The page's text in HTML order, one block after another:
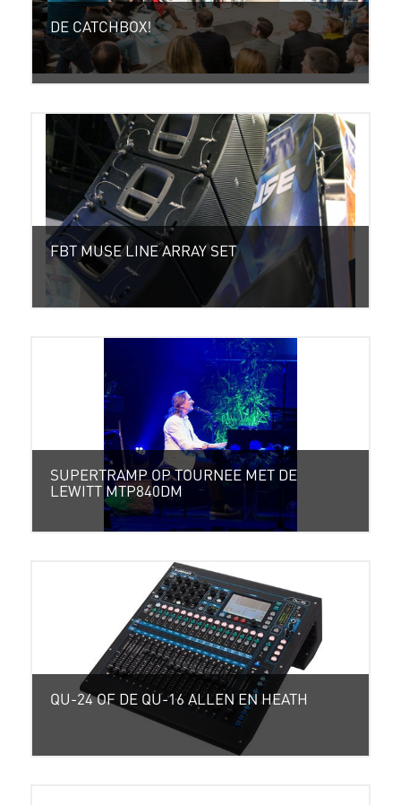
DE CATCHBOX!
FBT MUSE LINE ARRAY SET
SUPERTRAMP OP TOURNEE MET DE
LEWITT MTP840DM
QU-24 OF DE QU-16 ALLEN EN HEATH